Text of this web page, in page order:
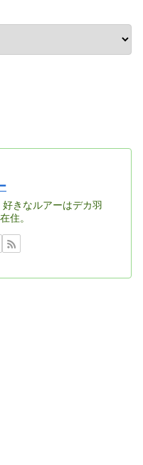
きなルアーはデカ羽
住。